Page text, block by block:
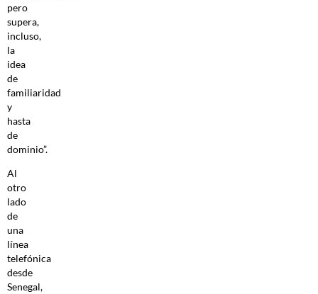
pero
supera,
incluso,
la
idea
de
familiaridad
y
hasta
de
dominio”.
Al
otro
lado
de
una
línea
telefónica
desde
Senegal,